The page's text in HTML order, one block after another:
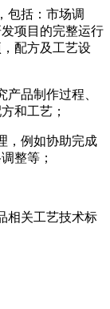
包括：市场调
项目的完整运行
配方及工艺设
品制作过程、
和工艺；
，例如协助完成
整等；
相关工艺技术标